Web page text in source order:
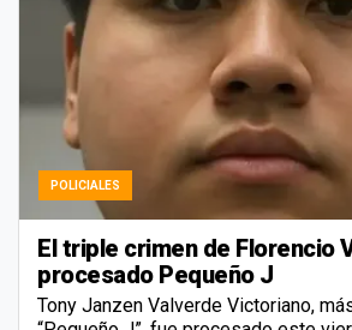
POLICIALES
El triple crimen de Florencio
procesado Pequeño J
Tony Janzen Valverde Victoriano,